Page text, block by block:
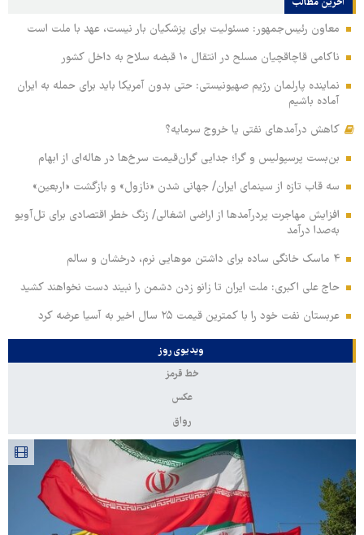
آخرین مطالب
معاون رئیس‌جمهور: مسئولیت برای پزشکیان بار نیست، عهد با ملت است
ناکامی قاچاقچیان مسلح در انتقال ۱۰ قبضه سلاح به داخل کشور
نماینده پارلمان رژیم صهیونیستی: حتی بدون آمریکا باید برای حمله به ایران
آماده باشیم
کاهش درآمدهای نفتی یا خروج سرمایه؟
بن‌بست پرسپولیس و گرا؛ جدایی گران‌قیمت سرخ‌ها در هاله‌ای از ابهام
سه قاب تازه از سینمای ایران/ جهانی شدن «نازول» و بازگشت «اربعین»
افزایش مهاجرت پردرآمدها از اراضی اشغالی/ زنگ خطر اقتصادی برای تل‌آویو
به‌صدا درآمد
۴ ماسک خانگی ساده برای داشتن موهایی نرم، درخشان و سالم
حاج علی اکبری: ملت ایران تا زانو زدن دشمن را نبیند دست نخواهند کشید
عربستان نفت خود را با کمترین قیمت ۲۵ سال اخیر به آسیا عرضه کرد
ویدیوی روز
خط قرمز
عکس
رواق